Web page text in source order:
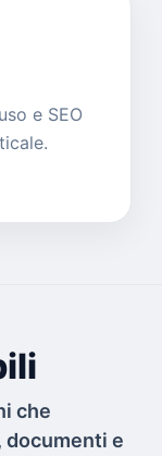
e SEO
che
documenti e